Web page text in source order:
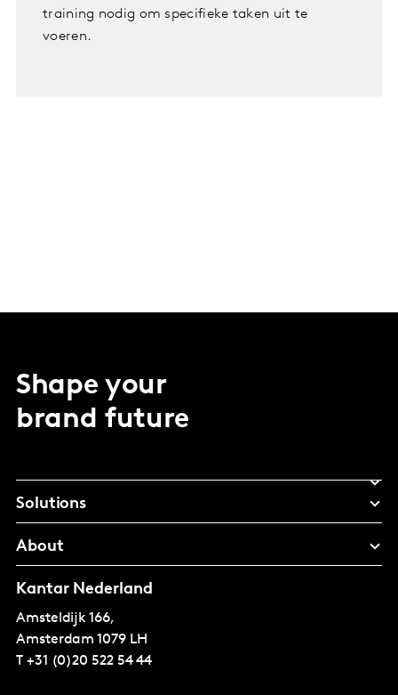
training nodig om specifieke taken uit te
voeren.
Shape your
brand future
Solutions
About
Kantar Nederland
Amsteldijk 166,
Amsterdam 1079 LH
T +31 (0)20 522 54 44